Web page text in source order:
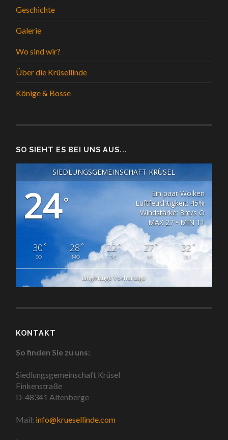
Geschichte
Galerie
Wo sind wir?
Über die Krüsellinde
Könige & Bosse
SO SIEHT ES BEI UNS AUS...
SIEDLUNGSGEMEINSCHAFT KRÜSEL
24°
Ein paar Wolken
Luftfeuchtigkeit: 45%
Windstärke: 3m/s O
MAX 27 • MIN 11
30°
SO
28°
MO
22°
DIE
27°
MI
32 °
DO
langfristige Vorhersage
KONTAKT
So finden Sie zu uns:
Siedlungsgemeinschaft Krüsel
Finkenstraße
D-48341 Altenberge
Mail: info@kruesellinde.com